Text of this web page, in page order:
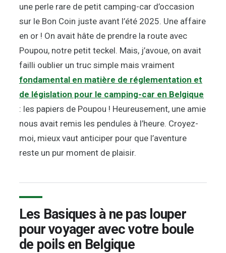
une perle rare de petit camping-car d’occasion
sur le Bon Coin juste avant l’été 2025. Une affaire
en or ! On avait hâte de prendre la route avec
Poupou, notre petit teckel. Mais, j’avoue, on avait
failli oublier un truc simple mais vraiment
fondamental en matière de réglementation et
de législation pour le camping-car en Belgique
: les papiers de Poupou ! Heureusement, une amie
nous avait remis les pendules à l’heure. Croyez-
moi, mieux vaut anticiper pour que l’aventure
reste un pur moment de plaisir.
Les Basiques à ne pas louper
pour voyager avec votre boule
de poils en Belgique